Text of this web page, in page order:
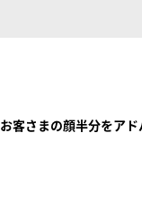
お客さまの顔半分をア